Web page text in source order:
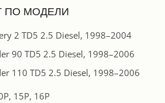
ПО МОДЕЛИ
2 TD5 2.5 Diesel, 1998–2004
90 TD5 2.5 Diesel, 1998–2006
110 TD5 2.5 Diesel, 1998–2006
15P, 16P